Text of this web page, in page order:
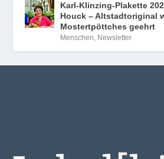
Karl-Klinzing-Plakette
Houck – Altstadtoriginal
Mostertpöttches geehrt
Menschen, Newsletter